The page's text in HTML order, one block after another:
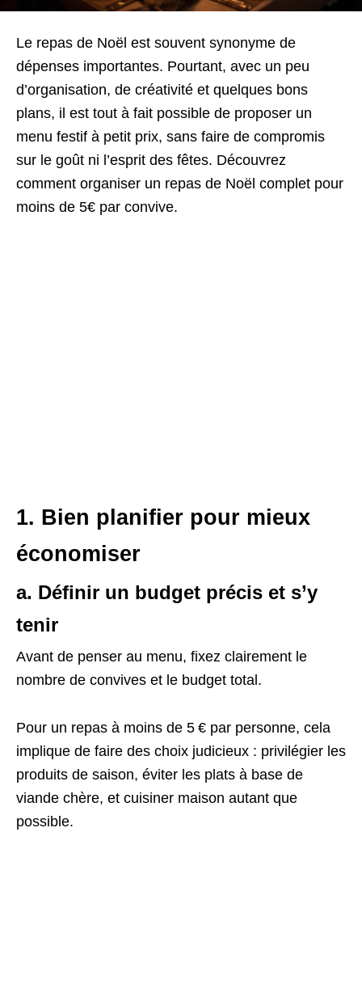
Le repas de Noël est souvent synonyme de
dépenses importantes. Pourtant, avec un peu
d’organisation, de créativité et quelques bons
plans, il est tout à fait possible de proposer un
menu festif à petit prix, sans faire de compromis
sur le goût ni l’esprit des fêtes. Découvrez
comment organiser un repas de Noël complet pour
moins de 5€ par convive.
1. Bien planifier pour mieux
économiser
a. Définir un budget précis et s’y
tenir
Avant de penser au menu, fixez clairement le
nombre de convives et le budget total.
Pour un repas à moins de 5 € par personne, cela
implique de faire des choix judicieux : privilégier les
produits de saison, éviter les plats à base de
viande chère, et cuisiner maison autant que
possible.